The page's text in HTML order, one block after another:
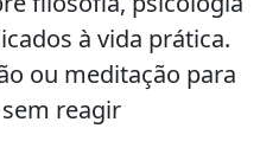
à vida prática.
ou meditação para
reagir